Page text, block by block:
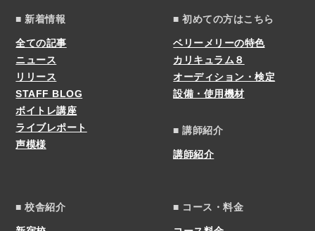
■ 新着情報
全ての記事
ニュース
リリース
STAFF BLOG
ボイトレ講座
ライブレポート
声模様
■ 初めての方はこちら
ベリーメリーの特色
カリキュラム８
オーディション・検定
設備・使用機材
■ 講師紹介
講師紹介
■ 校舎紹介 ■ コース・料金